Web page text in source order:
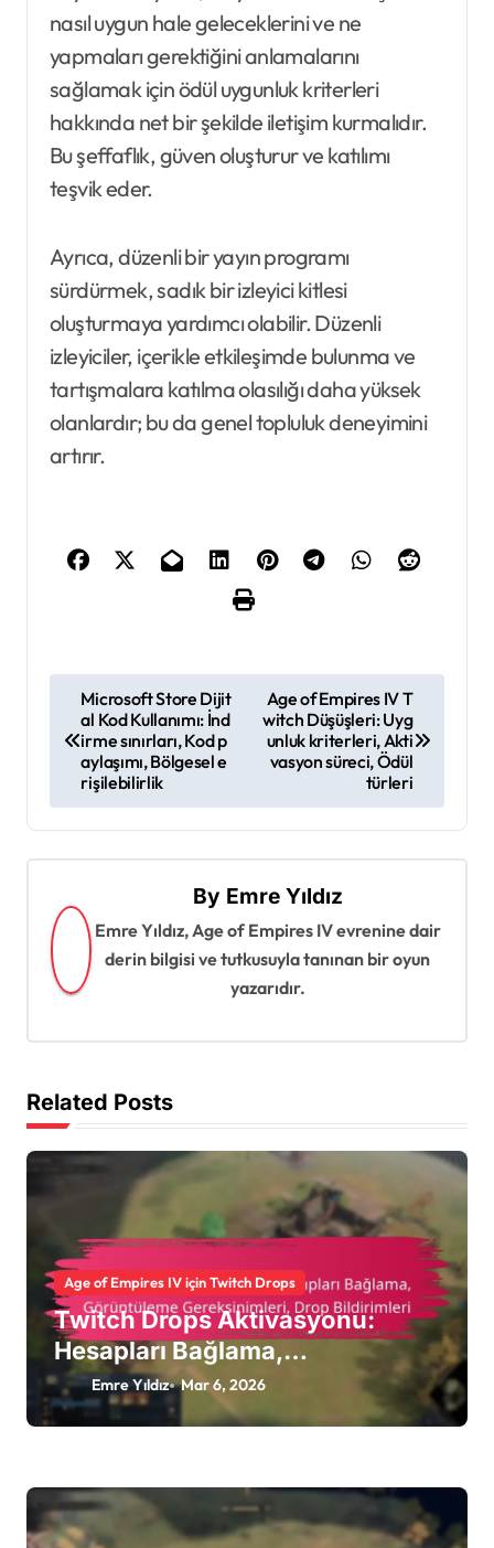
nasıl uygun hale geleceklerini ve ne
yapmaları gerektiğini anlamalarını
sağlamak için ödül uygunluk kriterleri
hakkında net bir şekilde iletişim kurmalıdır.
Bu şeffaflık, güven oluşturur ve katılımı
teşvik eder.
Ayrıca, düzenli bir yayın programı
sürdürmek, sadık bir izleyici kitlesi
oluşturmaya yardımcı olabilir. Düzenli
izleyiciler, içerikle etkileşimde bulunma ve
tartışmalara katılma olasılığı daha yüksek
olanlardır; bu da genel topluluk deneyimini
artırır.
t
n
v
i
g
i
o
Microsoft Store Dijit
al Kod Kullanımı: İnd
irme sınırları, Kod p
aylaşımı, Bölgesel e
rişilebilirlik
Age of Empires IV T
witch Düşüşleri: Uyg
unluk kriterleri, Akti
vasyon süreci, Ödül
türleri
By Emre Yıldız
Emre Yıldız, Age of Empires IV evrenine dair
derin bilgisi ve tutkusuyla tanınan bir oyun
yazarıdır.
Related Posts
Age of Empires IV için Twitch Drops
Twitch Drops Aktivasyonu:
Hesapları Bağlama,
Görüntüleme Gereksinimleri,
Drop Bildirimleri
Emre Yıldız Mar 6, 2026